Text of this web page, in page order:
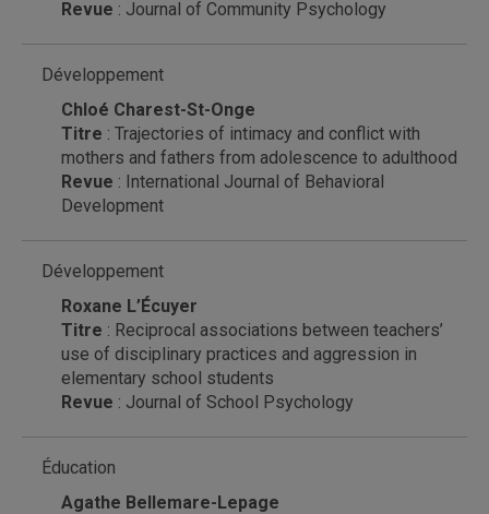
Revue : Journal of Community Psychology
Développement
Chloé Charest-St-Onge
Titre : Trajectories of intimacy and conflict with
mothers and fathers from adolescence to adulthood
Revue : International Journal of Behavioral
Development
Développement
Roxane L’Écuyer
Titre : Reciprocal associations between teachers’
use of disciplinary practices and aggression in
elementary school students
Revue : Journal of School Psychology
Éducation
Agathe Bellemare-Lepage